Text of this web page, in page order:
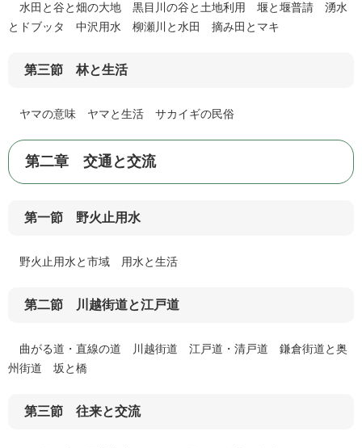
水田と谷と畑の大地 黒目川の谷と土地利用 堰と堰普請 湧水
とドブッタ 中沢用水 柳瀬川と水田 摘み田とマキ
第三節 林と生活
ヤマの意味 ヤマと生活 サカイギの民俗
第二章 交通と交流
第一節 野火止用水
野火止用水と市域 用水と生活
第二節 川越街道と江戸道
曲がる道・直線の道 川越街道 江戸道・清戸道 鎌倉街道と奥
州街道 坂と橋
第三節 往来と交流